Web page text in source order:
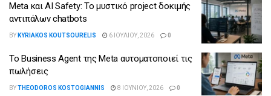
Meta και AI Safety: Το μυστικό project δοκιμής
αντιπάλων chatbots
BY KYRIAKOS KOUTSOURELIS 6 ΙΟΥΛΊΟΥ, 2026 0
Το Business Agent της Meta αυτοματοποιεί τις
πωλήσεις
BYTHEODOROS KOSTOGIANNIS 8 ΙΟΥΝΊΟΥ, 2026 0